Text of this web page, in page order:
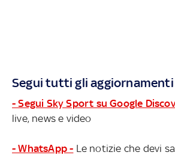
Segui tutti gli
- Segui Sky Sport su Google
live, news e video
- WhatsApp - Le notizie che devi